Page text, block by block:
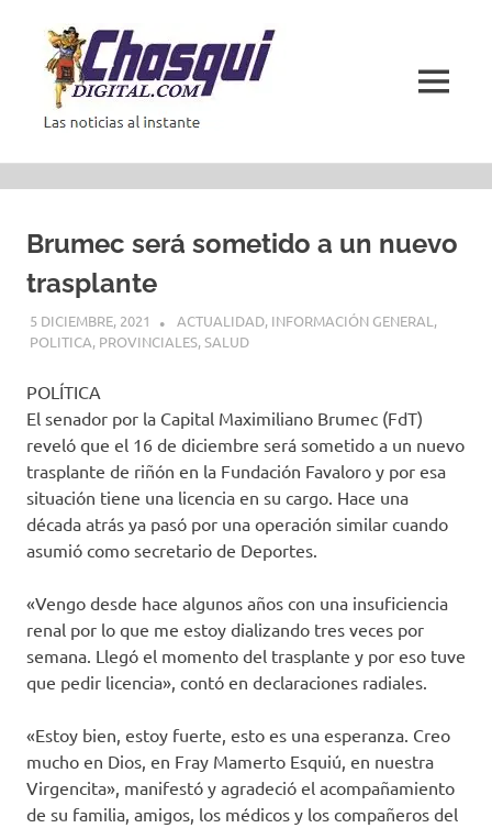
contenido
MENÚ
Brumec será sometido a un nuevo
trasplante
5 DICIEMBRE, 2021 ACTUALIDAD, INFORMACIÓN GENERAL ,
POLITICA, PROVINCIALES,SALUD
POLÍTICA
El senador por la Capital Maximiliano Brumec (FdT)
reveló que el 16 de diciembre será sometido a un nuevo
trasplante de riñón en la Fundación Favaloro y por esa
situación tiene una licencia en su cargo. Hace una
década atrás ya pasó por una operación similar cuando
asumió como secretario de Deportes.
«Vengo desde hace algunos años con una insuficiencia
renal por lo que me estoy dializando tres veces por
semana. Llegó el momento del trasplante y por eso tuve
que pedir licencia», contó en declaraciones radiales.
«Estoy bien, estoy fuerte, esto es una esperanza. Creo
mucho en Dios, en Fray Mamerto Esquiú, en nuestra
Virgencita», manifestó y agradeció el acompañamiento
de su familia, amigos, los médicos y los compañeros del